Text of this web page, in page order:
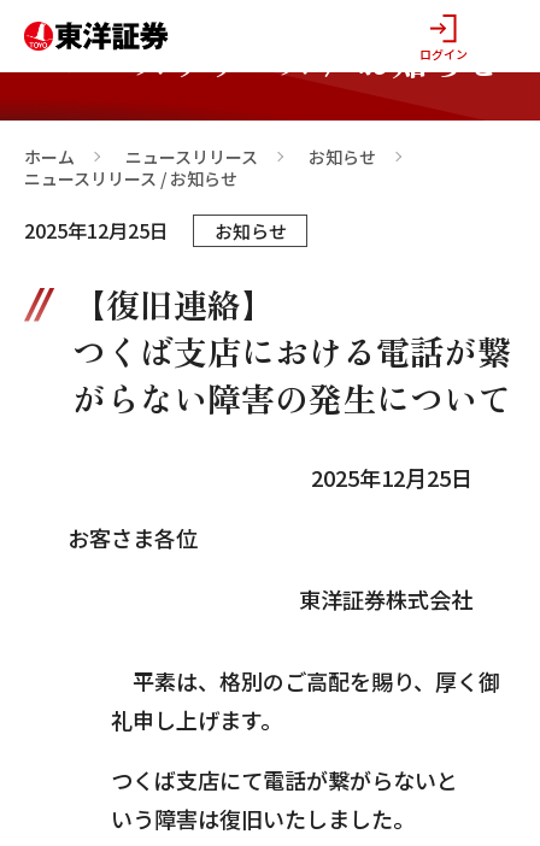
ログイン
ニュースリリース / お知らせ
ホーム >
ニュースリリース >
お知らせ
ニュースリリース / お知らせ
2025年12月25日 お知らせ
【復旧連絡】
つくば支店における電話が繋
がらない障害の発生について
2025年12月25日
お客さま各位
東洋証券株式会社
平素は、格別のご高配を賜り、厚く御
礼申し上げます。
つくば支店にて電話が繋がらないと
いう障害は復旧いたしました。